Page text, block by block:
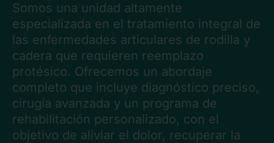
Blog
Contacto
Mail
Teléfono
Somos una unidad altamente
especializada en el tratamiento integral de
las enfermedades articulares de rodilla y
cadera que requieren reemplazo
protésico. Ofrecemos un abordaje
completo que incluye diagnóstico preciso,
cirugía avanzada y un programa de
rehabilitación personalizado, con el
objetivo de aliviar el dolor, recuperar la